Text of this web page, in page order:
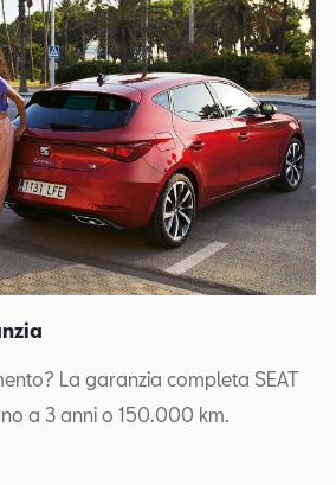
La garanzia completa SEAT
a 3 anni o 150.000 km.